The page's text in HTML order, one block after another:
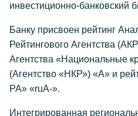
инвестиционно-банковский
Банку присвоен рейтинг
Рейтингового Агентства
Агентства «Национальные
(Агентство «НКР») «А» и
РА» «ruА-».
Интегрированная